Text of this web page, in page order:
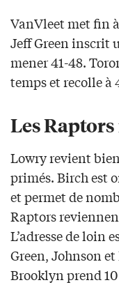
VanVleet met fin
Jeff Green inscrit
mener 41-48.
temps et recolle à
Les
Lowry revient
primés. Birch est
et permet de
Raptors
L’adresse de loin
Green, Johnson
Brooklyn prend 10